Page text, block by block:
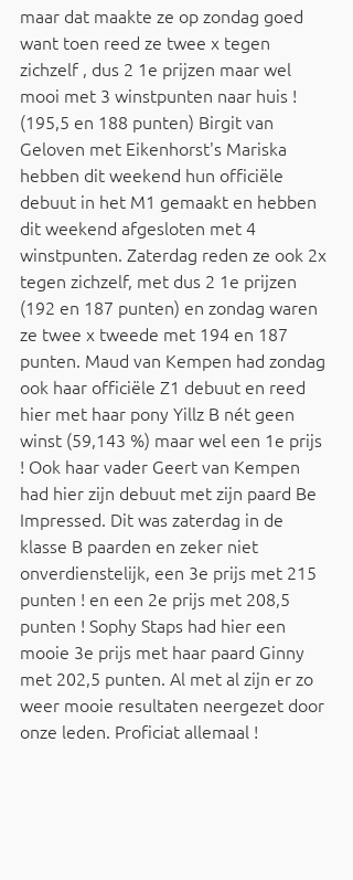
maar dat maakte ze op zondag goed
want toen reed ze twee x tegen
zichzelf , dus 2 1e prijzen maar wel
mooi met 3 winstpunten naar huis !
(195,5 en 188 punten) Birgit van
Geloven met Eikenhorst's Mariska
hebben dit weekend hun officiële
debuut in het M1 gemaakt en hebben
dit weekend afgesloten met 4
winstpunten. Zaterdag reden ze ook 2x
tegen zichzelf, met dus 2 1e prijzen
(192 en 187 punten) en zondag waren
ze twee x tweede met 194 en 187
punten. Maud van Kempen had zondag
ook haar officiële Z1 debuut en reed
hier met haar pony Yillz B nét geen
winst (59,143 %) maar wel een 1e prijs
! Ook haar vader Geert van Kempen
had hier zijn debuut met zijn paard Be
Impressed. Dit was zaterdag in de
klasse B paarden en zeker niet
onverdienstelijk, een 3e prijs met 215
punten ! en een 2e prijs met 208,5
punten ! Sophy Staps had hier een
mooie 3e prijs met haar paard Ginny
met 202,5 punten. Al met al zijn er zo
weer mooie resultaten neergezet door
onze leden. Proficiat allemaal !